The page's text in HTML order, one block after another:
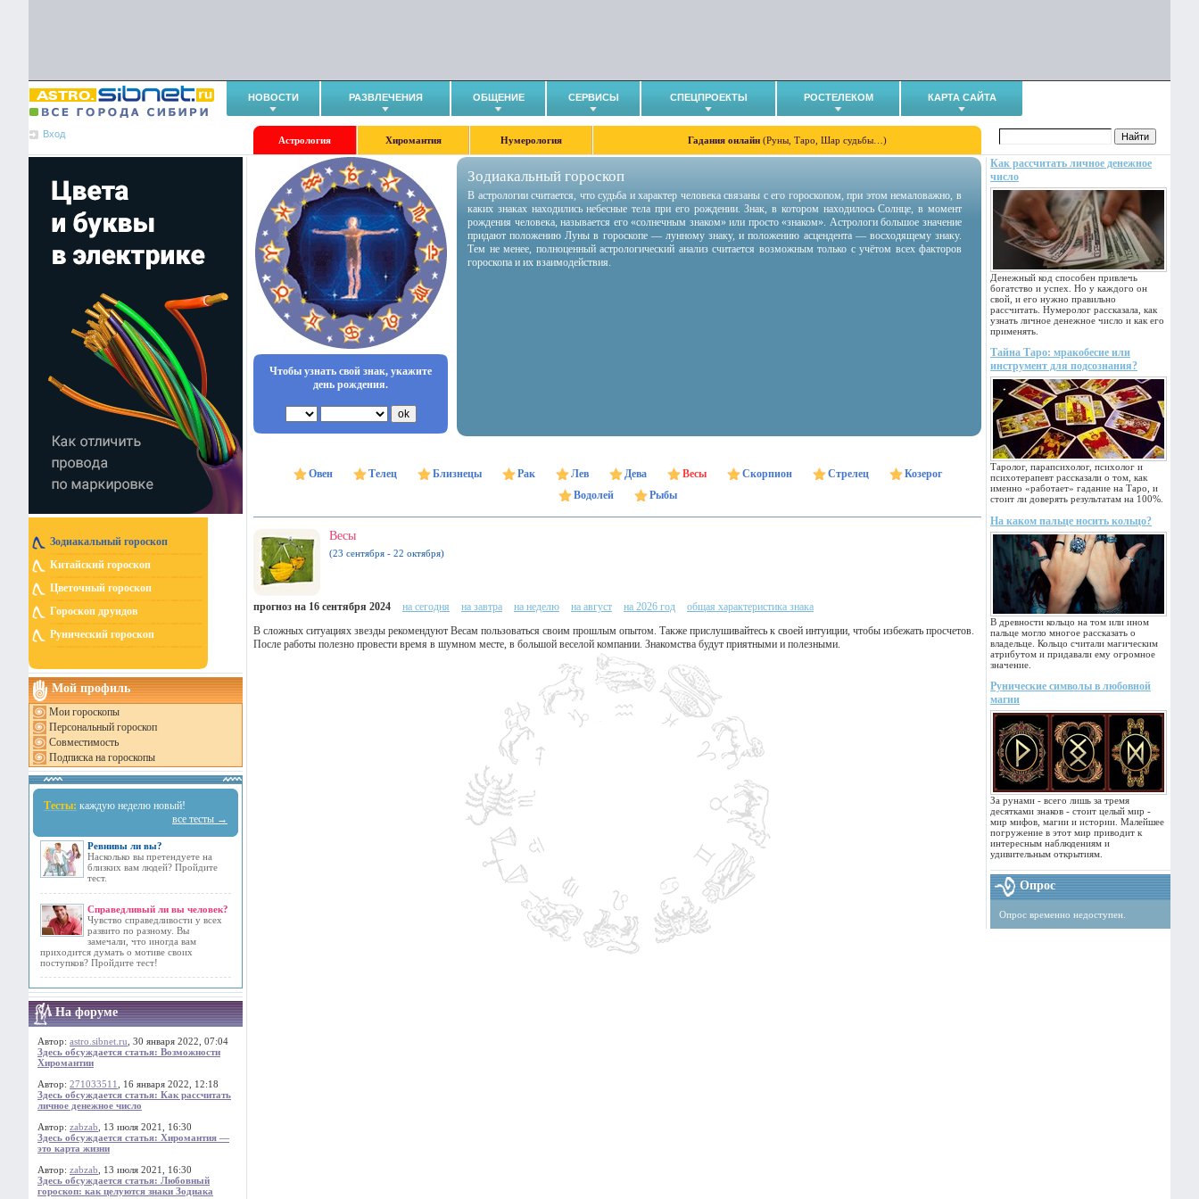
НОВОСТИ РАЗВЛЕЧЕНИЯ ОБЩЕНИЕ СЕРВИСЫ СПЕЦПРОЕКТЫ РОСТЕЛЕКОМ КАРТА САЙТА
Вход
Астрология Хиромантия Нумерология Гадания онлайн (Руны, Таро, Шар судьбы…)
Зодиакальный гороскоп
Китайский гороскоп
Цветочный гороскоп
Гороскоп друидов
Рунический гороскоп
Мой профиль
Мои гороскопы
Персональный гороскоп
Совместимость
Подписка на гороскопы
Тесты: каждую неделю новый!
все тесты →
Ревнивы ли вы?
Насколько вы претендуете на
близких вам людей? Пройдите
тест.
Справедливый ли вы человек?
Чувство справедливости у всех
развито по разному. Вы
замечали, что иногда вам
приходится думать о мотиве своих
поступков? Пройдите тест!
На форуме
Автор: astro.sibnet.ru , 30 января 2022, 07:04
Здесь обсуждается статья: Возможности
Хиромантии
Автор: 271033511
, 16 января 2022, 12:18
Здесь обсуждается статья: Как рассчитать
личное денежное число
Автор: zabzab , 13 июля 2021, 16:30
Здесь обсуждается статья: Хиромантия —
это карта жизни
Автор: zabzab , 13 июля 2021, 16:30
Здесь обсуждается статья: Любовный
гороскоп: как целуются знаки Зодиака
Как рассчитать личное денежное
число
Денежный код способен привлечь
богатство и успех. Но у каждого он
свой, и его нужно правильно
рассчитать. Нумеролог рассказала, как
узнать личное денежное число и как его
применять.
Тайна Таро: мракобесие или
инструмент для подсознания?
Таролог, парапсихолог, психолог и
психотерапевт рассказали о том, как
именно «работает» гадание на Таро, и
стоит ли доверять результатам на 100%.
На каком пальце носить кольцо?
В древности кольцо на том или ином
пальце могло многое рассказать о
владельце. Кольцо считали магическим
атрибутом и придавали ему огромное
значение.
Рунические символы в любовной
магии
За рунами - всего лишь за тремя
десятками знаков - стоит целый мир -
мир мифов, магии и истории. Малейшее
погружение в этот мир приводит к
интересным наблюдениям и
удивительным открытиям.
Опрос
Опрос временно недоступен.
Чтобы узнать свой знак, укажите
день рождения.
Зодиакальный гороскоп
В астрологии считается, что судьба и характер человека связаны с его гороскопом, при этом немаловажно, в
каких знаках находились небесные тела при его рождении. Знак, в котором находилось Солнце, в момент
рождения человека, называется его «солнечным знаком» или просто «знаком». Астрологи большое значение
придают положению Луны в гороскопе — лунному знаку, и положению асцендента — восходящему знаку.
Тем не менее, полноценный астрологический анализ считается возможным только с учётом всех факторов
гороскопа и их взаимодействия.
Овен Телец Близнецы Рак Лев Дева Весы Скорпион Стрелец
Козерог
Водолей
Рыбы
Весы
(23 сентября - 22 октября)
прогноз на 16 сентября 2024 на сегодня на завтра на неделю на август на 2026 год
общая характеристика знака
В сложных ситуациях звезды рекомендуют Весам пользоваться своим прошлым опытом. Также прислушивайтесь к своей интуиции, чтобы избежать просчетов.
После работы полезно провести время в шумном месте, в большой веселой компании. Знакомства будут приятными и полезными.